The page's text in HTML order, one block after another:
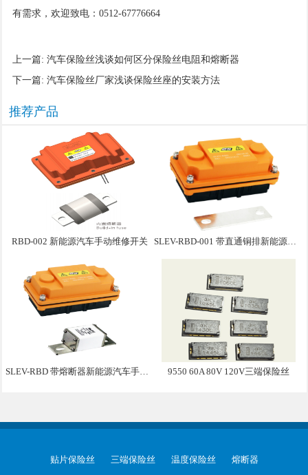
有需求，欢迎致电：0512-67776664
上一篇: 汽车保险丝浅谈如何区分保险丝电阻和熔断器
下一篇: 汽车保险丝厂家浅谈保险丝座的安装方法
推荐产品
RBD-002 新能源汽车手动维修开关 SLEV-RBD-001 带直通铜排新能源汽车手动维修盒子
SLEV-RBD 带熔断器新能源汽车手动维修盒子 9550 60A 80V 120V三端保险丝
贴片保险丝 三端保险丝 温度保险丝 熔断器